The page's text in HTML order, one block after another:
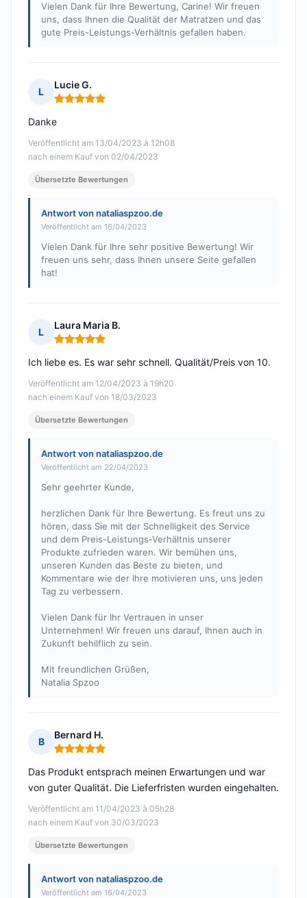
Vielen Dank für Ihre Bewertung, Carine! Wir freuen
uns, dass Ihnen die Qualität der Matratzen und das
gute Preis-Leistungs-Verhältnis gefallen haben.
L
Lucie G.
Hinweis: 5 von 5
Veröffentlicht am 13/04/2023 à 12h08
nach einem Kauf von 02/04/2023
Danke
Übersetzte Bewertungen
Antwort von nataliaspzoo.de
Veröffentlicht am 16/04/2023
Vielen Dank für Ihre sehr positive Bewertung! Wir
freuen uns sehr, dass Ihnen unsere Seite gefallen
hat!
L
Laura Maria B.
Hinweis: 5 von 5
Veröffentlicht am 12/04/2023 à 19h20
nach einem Kauf von 18/03/2023
Ich liebe es. Es war sehr schnell. Qualität/Preis von 10.
Übersetzte Bewertungen
Antwort von nataliaspzoo.de
Veröffentlicht am 22/04/2023
Sehr geehrter Kunde,
herzlichen Dank für Ihre Bewertung. Es freut uns zu
hören, dass Sie mit der Schnelligkeit des Service
und dem Preis-Leistungs-Verhältnis unserer
Produkte zufrieden waren. Wir bemühen uns,
unseren Kunden das Beste zu bieten, und
Kommentare wie der Ihre motivieren uns, uns jeden
Tag zu verbessern.
Vielen Dank für Ihr Vertrauen in unser
Unternehmen! Wir freuen uns darauf, Ihnen auch in
Zukunft behilflich zu sein.
Mit freundlichen Grüßen,
Natalia Spzoo
B
Bernard H.
Hinweis: 5 von 5
Veröffentlicht am 11/04/2023 à 05h28
nach einem Kauf von 30/03/2023
Das Produkt entsprach meinen Erwartungen und war
von guter Qualität. Die Lieferfristen wurden eingehalten.
Übersetzte Bewertungen
Antwort von nataliaspzoo.de
Veröffentlicht am 16/04/2023